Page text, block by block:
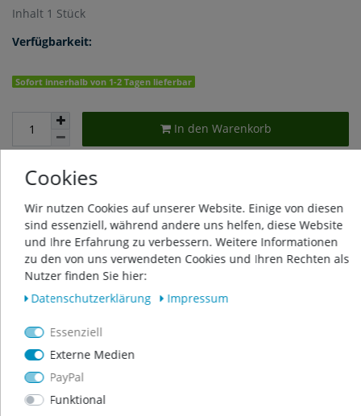
Inhalt 1 Stück
Verfügbarkeit:
Sofort innerhalb von 1-2 Tagen lieferbar
In den Warenkorb
* inkl. ges. MwSt. zzgl.Versandkosten
Beschreibung
Weitere Details
Cookies
Wir nutzen Cookies auf unserer Website. Einige von diesen
sind essenziell, während andere uns helfen, diese Website
und Ihre Erfahrung zu verbessern. Weitere Informationen
zu den von uns verwendeten Cookies und Ihren Rechten als
Nutzer finden Sie hier:
Daten­schutz­erklärung
Impressum
Essenziell
Externe Medien
PayPal
Funktional